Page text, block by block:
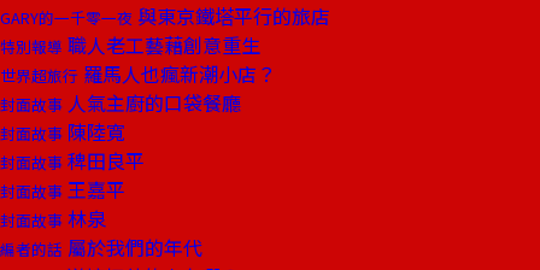
GARY的一千零一夜 與東京鐵塔平行的旅店
特別報導 職人老工藝藉創意重生
世界超旅行 羅馬人也瘋新潮小店？
封面故事 人氣主廚的口袋餐廳
封面故事 陳陸寬
封面故事 稗田良平
封面故事 王嘉平
封面故事 林泉
編者的話 屬於我們的年代